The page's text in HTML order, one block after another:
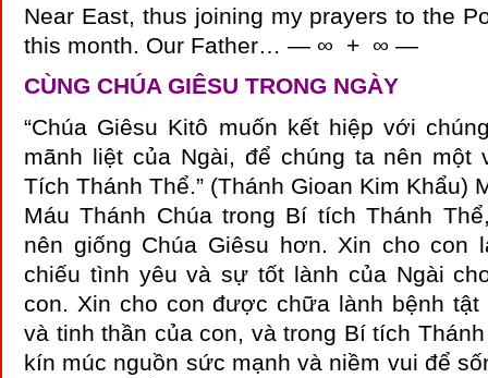
Near East, thus joining my prayers to the
this month. Our Father… — ∞ + ∞ —
CÙNG CHÚA GIÊSU TRONG NGÀY
“Chúa Giêsu Kitô muốn kết hiệp với
mãnh liệt của Ngài, để chúng ta nên một
Tích Thánh Thể.” (Thánh Gioan Kim Khẩu)
Máu Thánh Chúa trong Bí tích Thánh
nên giống Chúa Giêsu hơn. Xin cho con
chiếu tình yêu và sự tốt lành của Ngài
con. Xin cho con được chữa lành bệnh
và tinh thần của con, và trong Bí tích
kín múc nguồn sức mạnh và niềm vui để